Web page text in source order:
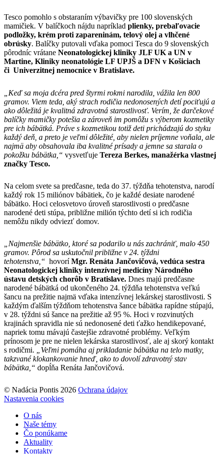
Tesco pomohlo s obstaraním výbavičky pre 100 slovenských
mamičiek. V balíčkoch nájdu napríklad plienky, prebaľovacie
podložky, krém proti zapareninám, telový olej a vlhčené
obrúsky. Balíčky putovali vďaka pomoci Tesca do 9 slovenských
pôrodníc vrátane Neonatologickej kliniky JLF UK a UN v
Martine, Kliniky neonatológie LF UPJŠ a DFN v Košiciach
či Univerzitnej nemocnice v Bratislave.
„Keď sa moja dcéra pred štyrmi rokmi narodila, vážila len 800
gramov. Viem teda, aký strach rodičia nedonosených detí pociťujú a
ako dôležitá je kvalitná zdravotná starostlivosť. Verím, že darčekové
balíčky mamičky potešia a zároveň im pomôžu s výberom kozmetiky
pre ich bábätká. Práve s kozmetikou totiž deti prichádzajú do styku
každý deň, a preto je veľmi dôležité, aby nielen príjemne voňala, ale
najmä aby obsahovala iba kvalitné prísady a jemne sa starala o
pokožku bábätka,“ vysvetľuje Tereza Berkes, manažérka vlastnej
značky Tesco.
Na celom svete sa predčasne, teda do 37. týždňa tehotenstva, narodí
každý rok 15 miliónov bábätiek, čo je každé desiate narodené
bábätko. Hoci celosvetovo úroveň starostlivosti o predčasne
narodené deti stúpa, približne milión týchto detí si ich rodičia
nemôžu nikdy odviezť domov.
„Najmenšie bábätko, ktoré sa podarilo u nás zachrániť, malo 450
gramov. Pôrod sa uskutočnil približne v 24. týždni
tehotenstva,“ hovoríMgr. Renáta Jančovičová, vedúca sestra
Neonatologickej kliniky intenzívnej medicíny Národného
ústavu detských chorôb v Bratislave. Dnes majú predčasne
narodené bábätká od ukončeného 24. týždňa tehotenstva veľkú
šancu na prežitie najmä vďaka intenzívnej lekárskej starostlivosti. S
každým ďalším týždňom tehotenstva šance bábätka rapídne stúpajú,
v 28. týždni sú šance na prežitie až 95 %. Hoci v rozvinutých
krajinách spravidla nie sú nedonosené deti ťažko hendikepované,
napriek tomu mávajú častejšie zdravotné problémy. Veľkým
prínosom je pre ne nielen lekárska starostlivosť, ale aj skorý kontakt
s rodičmi.
„Veľmi pomáha aj prikladanie bábätka na telo matky,
takzvané klokankovanie hneď, ako to dovolí zdravotný stav
bábätka,“ dopĺňa Renáta Jančovičová.
© Nadácia Pontis 2026 Ochrana údajov
Nastavenia cookies
O nás
Naše témy
Čo ponúkame
Aktuality
Kontakty